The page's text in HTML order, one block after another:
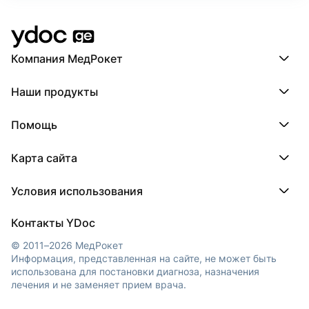
2008 — 2021
Врач-эндоскопист
«Эвекс»
Врач-эндоскопист
Компания МедРокет
О YDoc
Наши продукты
ПроТаблетки
МедТочка
Помощь
Регистрация врача
Карта сайта
Регионы
Клиники
Условия использования
Обработка персональных данных
Контакты YDoc
© 2011–2026 МедРокет
Информация, представленная на сайте, не может быть
использована для постановки диагноза, назначения
лечения и не заменяет прием врача.